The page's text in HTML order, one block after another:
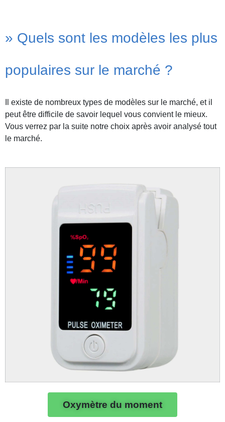
» Quels sont les modèles les plus
populaires sur le marché ?
Il existe de nombreux types de modèles sur le marché, et il
peut être difficile de savoir lequel vous convient le mieux.
Vous verrez par la suite notre choix après avoir analysé tout
le marché.
Oxymètre du moment